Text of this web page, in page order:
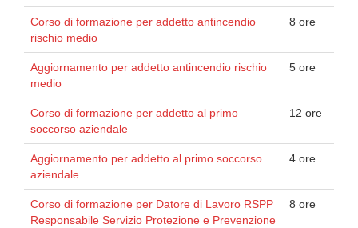
Corso di formazione per addetto antincendio
rischio medio
8 ore
Aggiornamento per addetto antincendio rischio
medio
5 ore
Corso di formazione per addetto al primo
soccorso aziendale
12 ore
Aggiornamento per addetto al primo soccorso
aziendale
4 ore
Corso di formazione per Datore di Lavoro RSPP
Responsabile Servizio Protezione e Prevenzione
8 ore